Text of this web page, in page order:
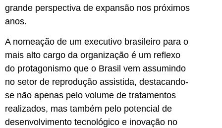
grande perspectiva de expansão nos próximos
anos.
A nomeação de um executivo brasileiro para o
mais alto cargo da organização é um reflexo
do protagonismo que o Brasil vem assumindo
no setor de reprodução assistida, destacando-
se não apenas pelo volume de tratamentos
realizados, mas também pelo potencial de
desenvolvimento tecnológico e inovação no